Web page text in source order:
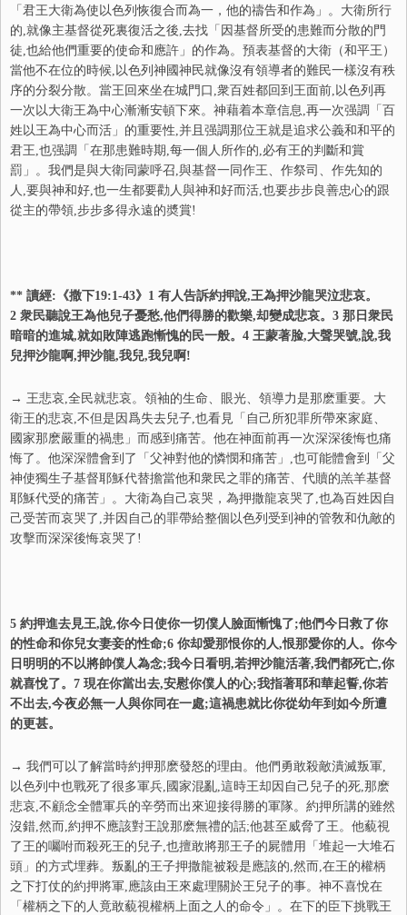
「君王大衛為使以色列恢復合而為一，他的禱告和作為」。大衛所行
的,就像主基督從死裏復活之後,去找「因基督所受的患難而分散的門
徒,也給他們重要的使命和應許」的作為。預表基督的大衛（和平王）
當他不在位的時候,以色列神國神民就像沒有領導者的難民一樣沒有秩
序的分裂分散。當王回來坐在城門口,衆百姓都回到王面前,以色列再
一次以大衛王為中心漸漸安頓下來。神藉着本章信息,再一次强調「百
姓以王為中心而活」的重要性,并且强調那位王就是追求公義和和平的
君王,也强調「在那患難時期,每一個人所作的,必有王的判斷和賞
罰」。我們是與大衛同蒙呼召,與基督一同作王、作祭司、作先知的
人,要與神和好,也一生都要勸人與神和好而活,也要步步良善忠心的跟
從主的帶領,步步多得永遠的奬賞!
** 讀經:《撒下19:1-43》1 有人告訴約押說,王為押沙龍哭泣悲哀。
2 衆民聽說王為他兒子憂愁,他們得勝的歡樂,却變成悲哀。3 那日衆民
暗暗的進城,就如敗陣逃跑慚愧的民一般。4 王蒙著脸,大聲哭號,說,我
兒押沙龍啊,押沙龍,我兒,我兒啊!
→ 王悲哀,全民就悲哀。領袖的生命、眼光、領導力是那麽重要。大
衛王的悲哀,不但是因爲失去兒子,也看見「自己所犯罪所帶來家庭、
國家那麽嚴重的禍患」而感到痛苦。他在神面前再一次深深後悔也痛
悔了。他深深體會到了「父神對他的憐憫和痛苦」,也可能體會到「父
神使獨生子基督耶穌代替擔當他和衆民之罪的痛苦、代贖的羔羊基督
耶穌代受的痛苦」。大衛為自己哀哭，為押撒龍哀哭了,也為百姓因自
己受苦而哀哭了,并因自己的罪帶給整個以色列受到神的管敎和仇敵的
攻擊而深深後悔哀哭了!
5 約押進去見王,說,你今日使你一切僕人臉面慚愧了;他們今日救了你
的性命和你兒女妻妾的性命;6 你却愛那恨你的人,恨那愛你的人。你今
日明明的不以將帥僕人為念;我今日看明,若押沙龍活著,我們都死亡,你
就喜悅了。7 現在你當出去,安慰你僕人的心;我指著耶和華起誓,你若
不出去,今夜必無一人與你同在一處;這禍患就比你從幼年到如今所遭
的更甚。
→ 我們可以了解當時約押那麽發怒的理由。他們勇敢殺敵潰滅叛軍,
以色列中也戰死了很多軍兵,國家混亂,這時王却因自己兒子的死,那麽
悲哀,不顧念全體軍兵的辛勞而出來迎接得勝的軍隊。約押所講的雖然
沒錯,然而,約押不應該對王說那麽無禮的話;他甚至威脅了王。他藐視
了王的囑咐而殺死王的兒子,也擅敢將那王子的屍體用「堆起一大堆石
頭」的方式埋葬。叛亂的王子押撒龍被殺是應該的,然而,在王的權柄
之下打仗的約押將軍,應該由王來處理關於王兒子的事。神不喜悅在
「權柄之下的人竟敢藐視權柄上面之人的命令」。在下的臣下挑戰王